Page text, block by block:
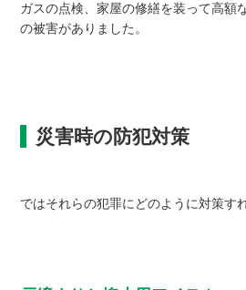
ガスの点検、家屋の修繕を装って高額
の被害がありました。
災害時の防犯対策
ではそれらの犯罪にどのように対策す